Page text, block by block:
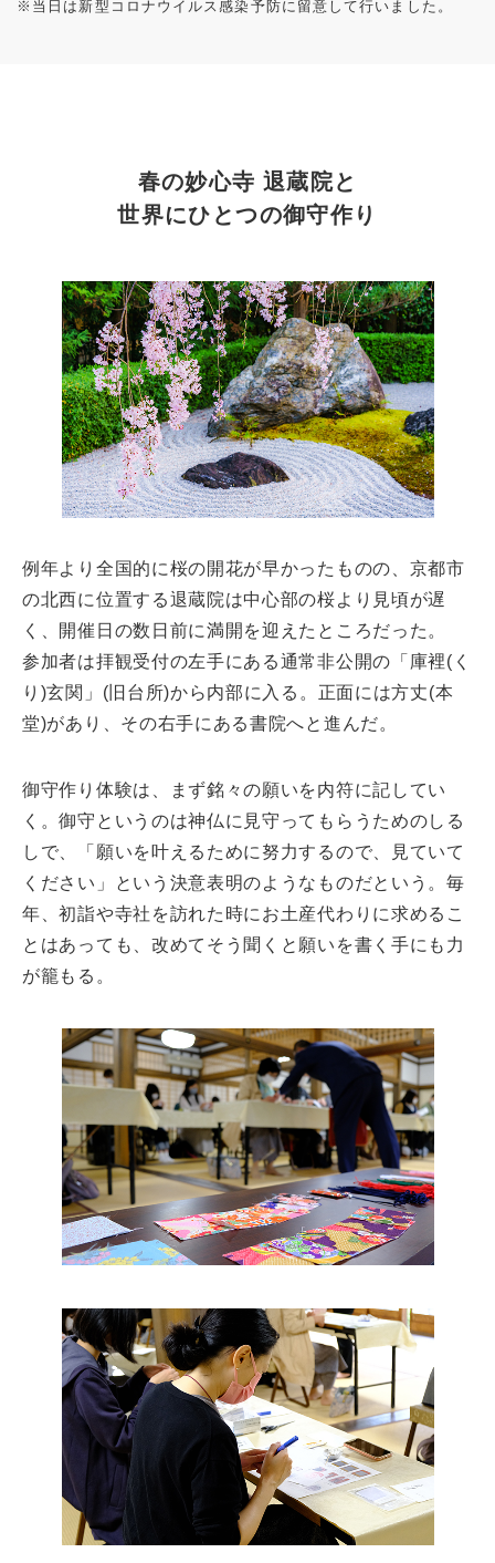
※当日は新型コロナウイルス感染予防に留意して行いました。
春の妙心寺 退蔵院と
世界にひとつの御守作り
例年より全国的に桜の開花が早かったものの、京都市
の北西に位置する退蔵院は中心部の桜より見頃が遅
く、開催日の数日前に満開を迎えたところだった。
参加者は拝観受付の左手にある通常非公開の「庫裡(く
り)玄関」(旧台所)から内部に入る。正面には方丈(本
堂)があり、その右手にある書院へと進んだ。
御守作り体験は、まず銘々の願いを内符に記してい
く。御守というのは神仏に見守ってもらうためのしる
しで、「願いを叶えるために努力するので、見ていて
ください」という決意表明のようなものだという。毎
年、初詣や寺社を訪れた時にお土産代わりに求めるこ
とはあっても、改めてそう聞くと願いを書く手にも力
が籠もる。